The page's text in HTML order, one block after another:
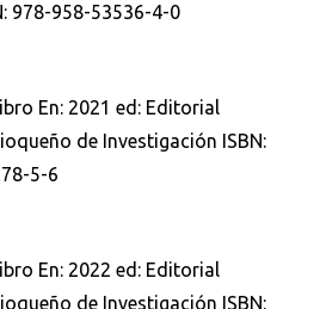
978-958-53536-4-0
En: 2021 ed: Editorial
de Investigación ISBN:
5-6
En: 2022 ed: Editorial
de Investigación ISBN: